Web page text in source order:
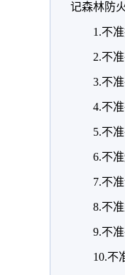
记森林防
1.不
2.不
3.不
4.不
5.不
6.不
7.不
8.不
9.不
10.不